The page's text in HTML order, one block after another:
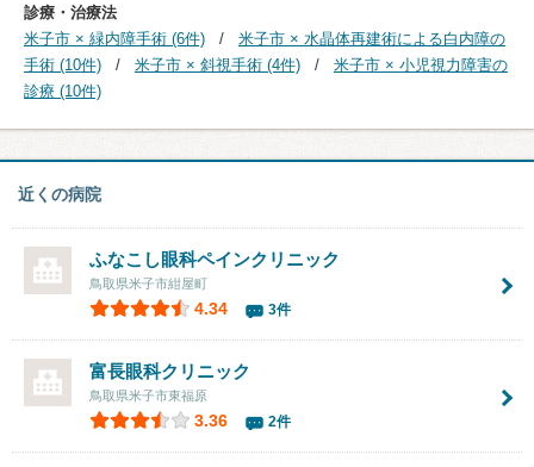
診療・治療法
米子市 × 緑内障手術 (6件)
米子市 × 水晶体再建術による白内障の
手術 (10件)
米子市 × 斜視手術 (4件)
米子市 × 小児視力障害の
診療 (10件)
近くの病院
ふなこし眼科ペインクリニック
鳥取県米子市紺屋町
4.34 3件
富長眼科クリニック
鳥取県米子市東福原
3.36 2件